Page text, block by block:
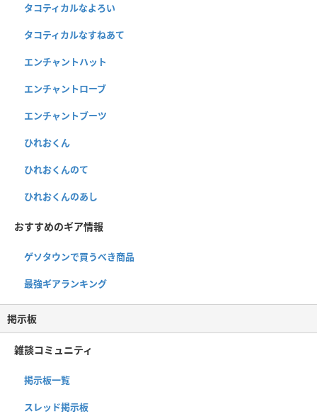
タコティカルなよろい
タコティカルなすねあて
エンチャントハット
エンチャントローブ
エンチャントブーツ
ひれおくん
ひれおくんのて
ひれおくんのあし
おすすめのギア情報
ゲソタウンで買うべき商品
最強ギアランキング
掲示板
雑談コミュニティ
掲示板一覧
スレッド掲示板